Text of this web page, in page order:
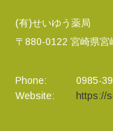
(有)せいゆう薬局
〒880-0122 宮崎県
Phone:
0985-
Website:
https://